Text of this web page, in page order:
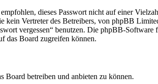
dieses Passwort nicht auf einer
Vertreter des Betreibers, von phpBB
vergessen“ benutzen. Die phpBB-
das Board zugreifen können.
Board betreiben und anbieten zu können.